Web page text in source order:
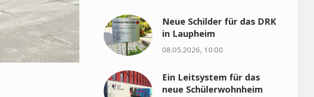
Neue Schilder für das DRK
in Laupheim
08.05.2026, 10:00
Ein Leitsystem für das
neue Schülerwohnheim